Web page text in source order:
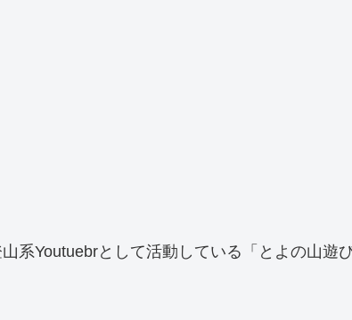
系Youtuebrとして活動している「とよの山遊び